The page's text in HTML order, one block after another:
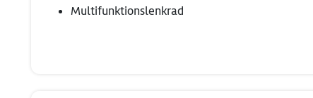
Multifunktionslenkrad